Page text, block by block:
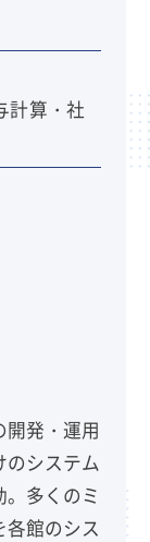
算・社
発・運用
のシステム
多くのミ
各館のシス